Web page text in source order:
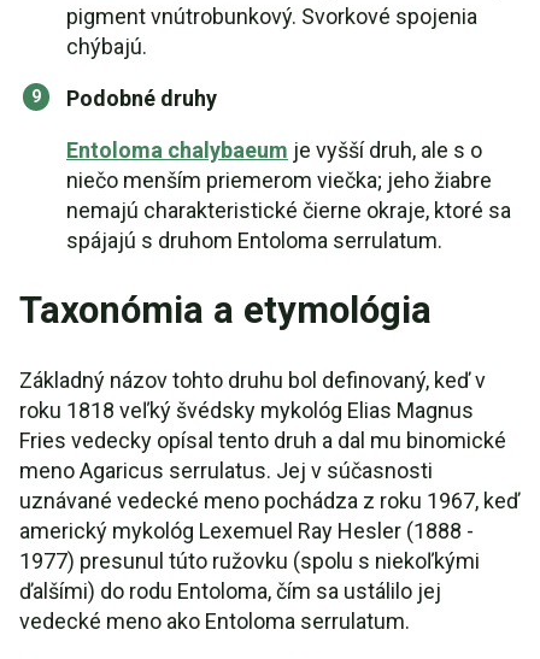
pigment vnútrobunkový. Svorkové spojenia
chýbajú.
Podobné druhy
Entoloma chalybaeum je vyšší druh, ale s o
niečo menším priemerom viečka; jeho žiabre
nemajú charakteristické čierne okraje, ktoré sa
spájajú s druhom Entoloma serrulatum.
Taxonómia a etymológia
Základný názov tohto druhu bol definovaný, keď v
roku 1818 veľký švédsky mykológ Elias Magnus
Fries vedecky opísal tento druh a dal mu binomické
meno Agaricus serrulatus. Jej v súčasnosti
uznávané vedecké meno pochádza z roku 1967, keď
americký mykológ Lexemuel Ray Hesler (1888 -
1977) presunul túto ružovku (spolu s niekoľkými
ďalšími) do rodu Entoloma, čím sa ustálilo jej
vedecké meno ako Entoloma serrulatum.